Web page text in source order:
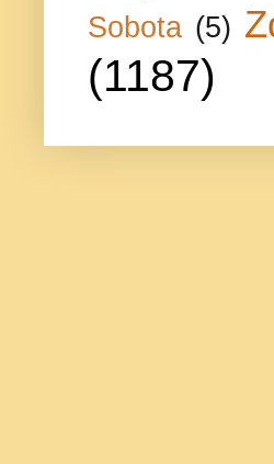
Sobota (5)
(1187)